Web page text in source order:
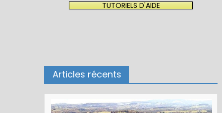
TUTORIELS D'AIDE
Articles récents